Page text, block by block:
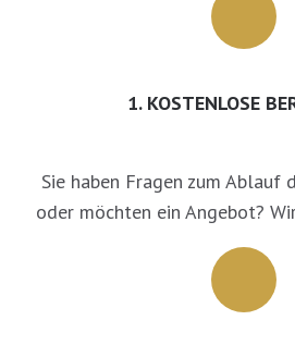
1. KOSTENLOSE
Sie haben Fragen zum Ablauf
oder möchten ein Angebot?